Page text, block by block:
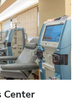
Center